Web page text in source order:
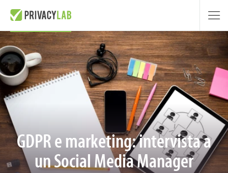
GDPR e marketing: intervista a
un Social Media Manager